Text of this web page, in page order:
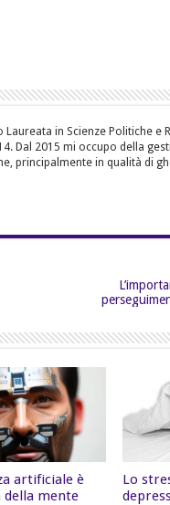
Laureata in Scienze Politiche e
Dal 2015 mi occupo della
principalmente in qualità di
artificiale è
della mente
Lo